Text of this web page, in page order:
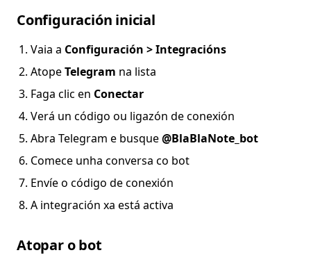
Configuración inicial
Vaia a Configuración > Integracións
AtopeTelegram na lista
Faga clic en Conectar
Verá un código ou ligazón de conexión
Abra Telegram e busque@BlaBlaNote_bot
Comece unha conversa co bot
Envíe o código de conexión
A integración xa está activa
Atopar o bot